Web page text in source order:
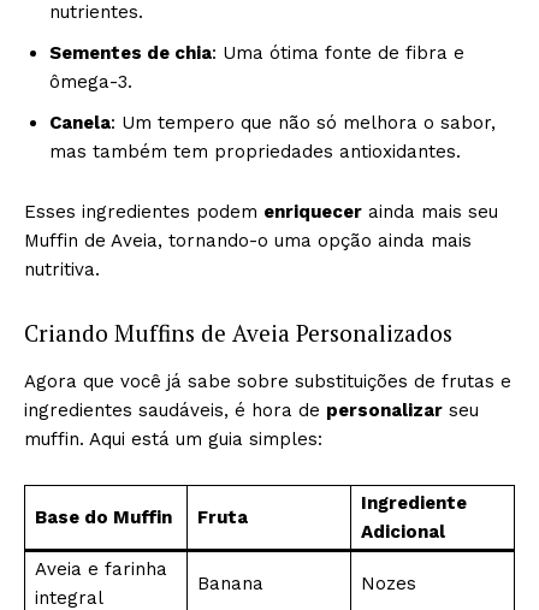
nutrientes.
Sementes de chia: Uma ótima fonte de fibra e
ômega-3.
Canela: Um tempero que não só melhora o sabor,
mas também tem propriedades antioxidantes.
Esses ingredientes podem enriquecer ainda mais seu
Muffin de Aveia, tornando-o uma opção ainda mais
nutritiva.
Criando Muffins de Aveia Personalizados
Agora que você já sabe sobre substituições de frutas e
ingredientes saudáveis, é hora de personalizar seu
muffin. Aqui está um guia simples:
Base do Muffin Fruta
Ingrediente
Adicional
Aveia e farinha
integral
Banana Nozes